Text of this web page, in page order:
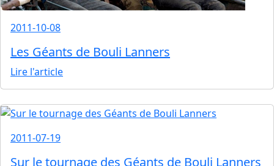
2011-10-08
Les Géants de Bouli Lanners
Lire l'article
2011-07-19
Sur le tournage des Géants de Bouli Lanners